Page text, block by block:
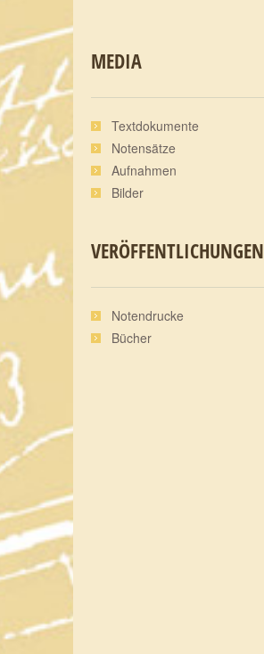
MEDIA
Textdokumente
Notensätze
Aufnahmen
Bilder
VERÖFFENTLICHUNGEN
Notendrucke
Bücher